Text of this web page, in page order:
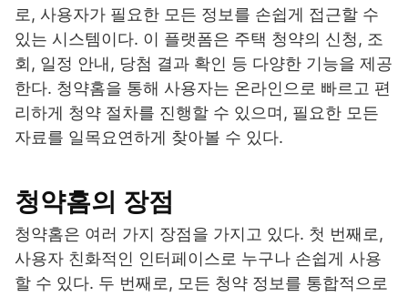
로, 사용자가 필요한 모든 정보를 손쉽게 접근할 수
있는 시스템이다. 이 플랫폼은 주택 청약의 신청, 조
회, 일정 안내, 당첨 결과 확인 등 다양한 기능을 제공
한다. 청약홈을 통해 사용자는 온라인으로 빠르고 편
리하게 청약 절차를 진행할 수 있으며, 필요한 모든
자료를 일목요연하게 찾아볼 수 있다.
청약홈의 장점
청약홈은 여러 가지 장점을 가지고 있다. 첫 번째로,
사용자 친화적인 인터페이스로 누구나 손쉽게 사용
할 수 있다. 두 번째로, 모든 청약 정보를 통합적으로